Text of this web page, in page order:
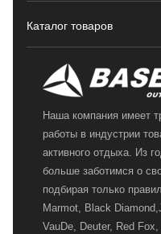
Каталог товаров
Наша компания имеет
работы в индустрии
активного отдыха. Из
больше заботимся о
подбирая только
Marmot, Black
VauDe, Deuter, Red